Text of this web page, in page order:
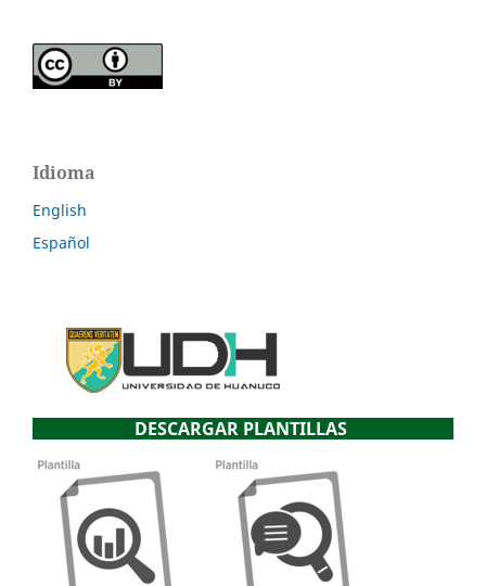
Idioma
English
Español
DESCARGAR PLANTILLAS